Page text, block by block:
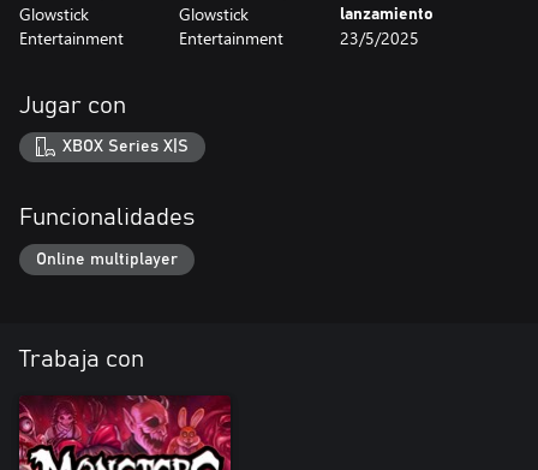
Glowstick
Entertainment
Glowstick
Entertainment
lanzamiento
23/5/2025
Jugar con
XBOX Series X|S
Funcionalidades
Online multiplayer
Trabaja con